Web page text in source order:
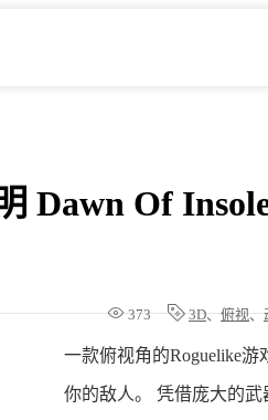
Dawn Of
373 3D、俯视、
一款俯视角的Roguelike
你的敌人。 凭借庞大的武